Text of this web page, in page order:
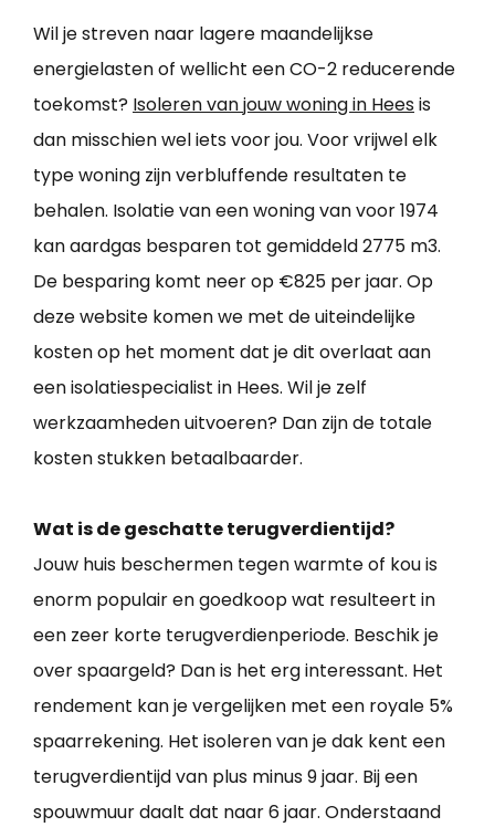
Wil je streven naar lagere maandelijkse
energielasten of wellicht een CO-2 reducerende
toekomst? Isoleren van jouw woning in Heesis
dan misschien wel iets voor jou. Voor vrijwel elk
type woning zijn verbluffende resultaten te
behalen. Isolatie van een woning van voor 1974
kan aardgas besparen tot gemiddeld 2775 m3.
De besparing komt neer op €825 per jaar. Op
deze website komen we met de uiteindelijke
kosten op het moment dat je dit overlaat aan
een isolatiespecialist in Hees. Wil je zelf
werkzaamheden uitvoeren? Dan zijn de totale
kosten stukken betaalbaarder.
Wat is de geschatte terugverdientijd?
Jouw huis beschermen tegen warmte of kou is
enorm populair en goedkoop wat resulteert in
een zeer korte terugverdienperiode. Beschik je
over spaargeld? Dan is het erg interessant. Het
rendement kan je vergelijken met een royale 5%
spaarrekening. Het isoleren van je dak kent een
terugverdientijd van plus minus 9 jaar. Bij een
spouwmuur daalt dat naar 6 jaar. Onderstaand